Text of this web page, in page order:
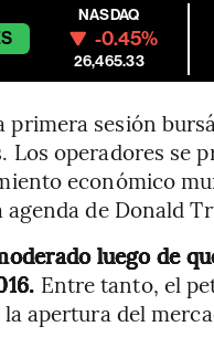
NASDAQ
-0.45%
26,465.33
primera sesión
Los operadores se
económico
agenda de Donald
luego de
Entre tanto, el
apertura del